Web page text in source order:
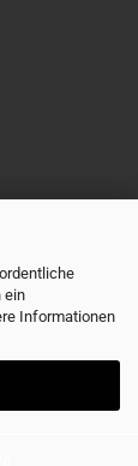
ein
Informationen